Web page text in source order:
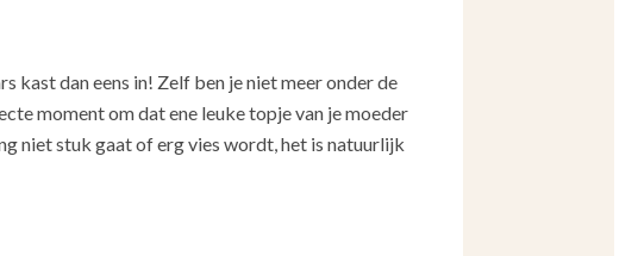
kast dan eens in! Zelf ben je niet meer onder de
moment om dat ene leuke topje van je moeder
niet stuk gaat of erg vies wordt, het is natuurlijk